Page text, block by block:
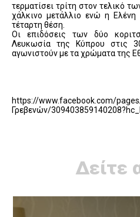
τερματίσει τρίτη στον τελικό
χάλκινο μετάλλιο ενώ η Ελένη
τέταρτη θέση.
Οι επιδόσεις των δύο
Λευκωσία της Κύπρου στις
αγωνιστούν με τα χρώματα της
https://www.facebook.com/
Γρεβενών/
Δείτε